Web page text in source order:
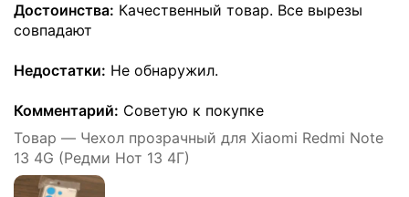
Достоинства: Качественный товар. Все вырезы
совпадают
Недостатки: Не обнаружил.
Комментарий: Советую к покупке
Товар — Чехол прозрачный для Xiaomi Redmi Note
13 4G (Редми Нот 13 4Г)